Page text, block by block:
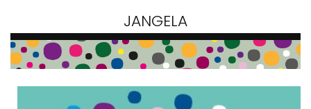
JANGELA